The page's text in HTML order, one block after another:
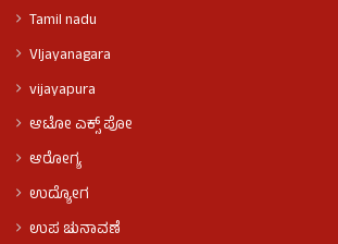
Tamil nadu
VIjayanagara
vijayapura
ಆಟೋ ಎಕ್ಸ್ ಪೋ
ಆರೋಗ್ಯ
ಉದ್ಯೋಗ
ಉಪ ಚುನಾವಣೆ